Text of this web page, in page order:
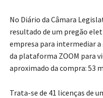
No Diário da Câmara
resultado de um pregão
empresa para intermediar a
da plataforma ZOOM para
aproximado da compra: 53
Trata-se de 41 licenças de